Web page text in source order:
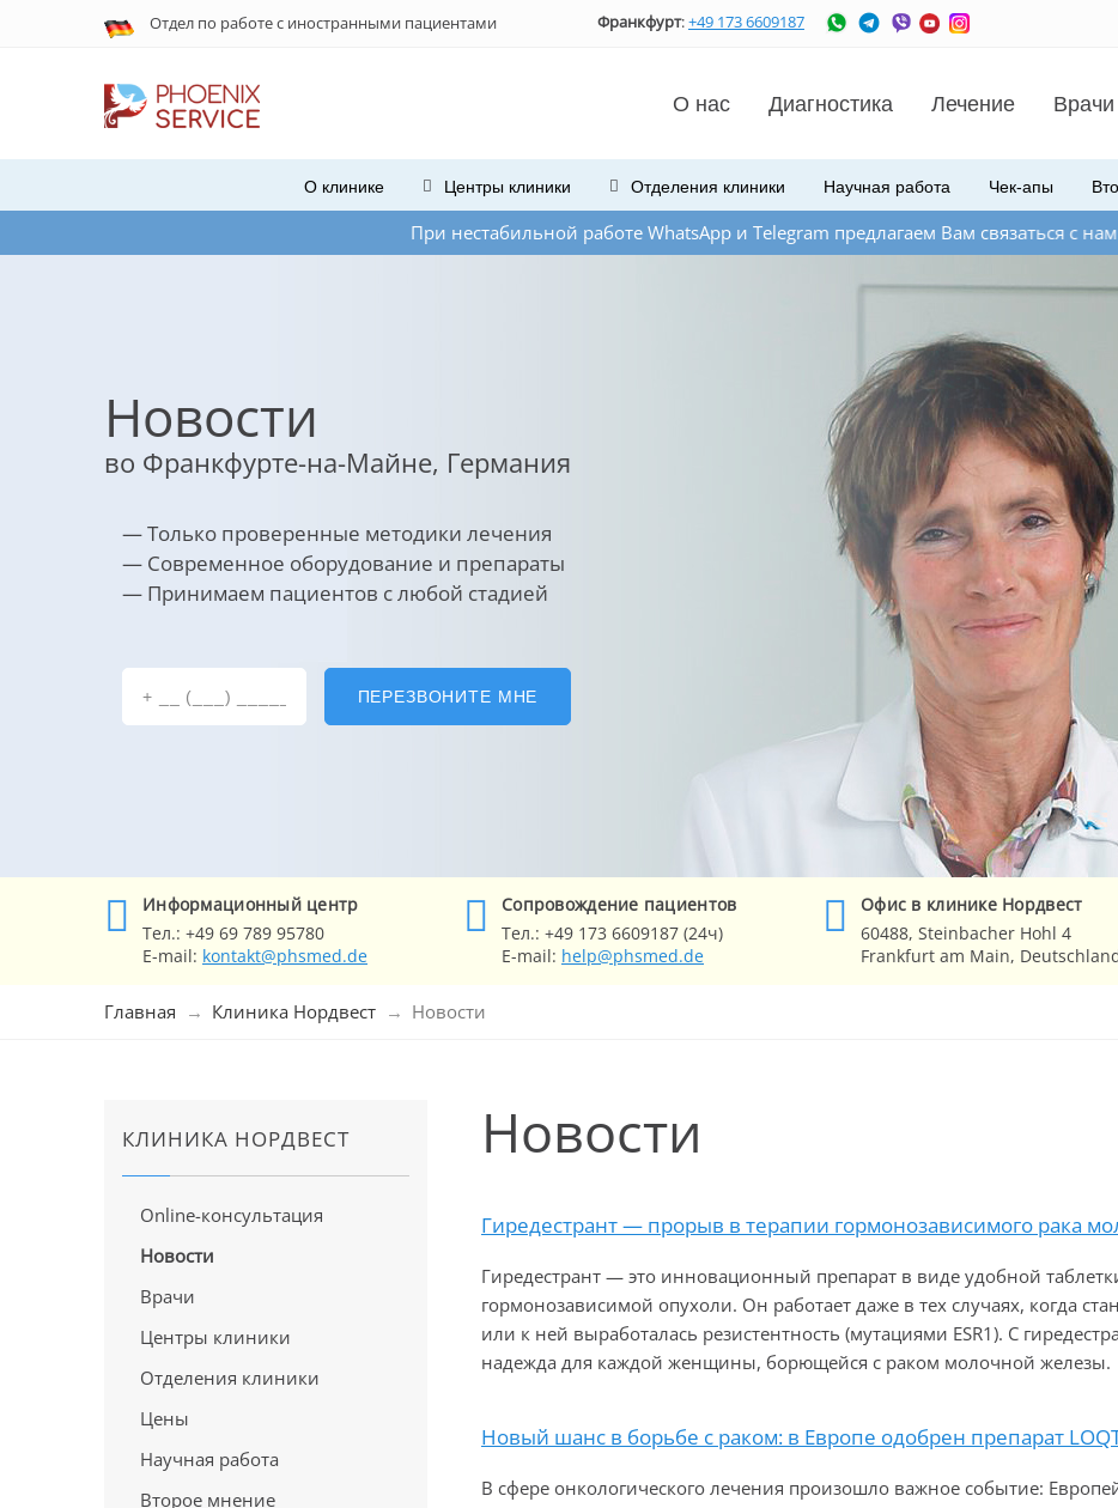
Отдел по работе с иностранными пациентами Франкфурт:+49 173 6609187
О нас Диагностика Лечение Врачи
О клинике Центры клиники Отделения клиники Научная работа Чек-апы
При нестабильной работе WhatsApp и Telegram предлагаем Вам связаться с нами по e-
Новости
во Франкфурте-на-Майне, Германия
— Только проверенные методики лечения
— Современное оборудование и препараты
— Принимаем пациентов с любой стадией
ПЕРЕЗВОНИТЕ МНЕ
Информационный центр
Тел.: +49 69 789 95780
E-mail: kontakt@phsmed.de
Cопровождение пациентов
Тел.: +49 173 6609187 (24ч)
E-mail: help@phsmed.de
Офис в клинике Нордвест
60488, Steinbacher Hohl 4
Frankfurt am Main,
Главная Клиника Нордвест Новости
Новости
Гиредестрант — прорыв в терапии гормонозависимого рака
Гиредестрант — это инновационный препарат в виде удобной
гормонозависимой опухоли. Он работает даже в тех случаях, когда
или к ней выработалась резистентность (мутациями ESR1). С
надежда для каждой женщины, борющейся с раком молочной железы.
Новый шанс в борьбе с раком: в Европе одобрен препарат
В сфере онкологического лечения произошло важное событие:
КЛИНИКА НОРДВЕСТ
Online-консультация
Новости
Врачи
Центры клиники
Отделения клиники
Цены
Научная работа
Второе мнение